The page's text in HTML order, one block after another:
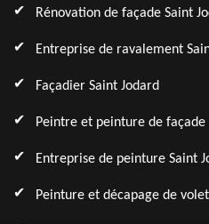
Rénovation de façade Saint
Entreprise de ravalement
Façadier Saint Jodard
Peintre et peinture de façade
Entreprise de peinture Saint
Peinture et décapage de